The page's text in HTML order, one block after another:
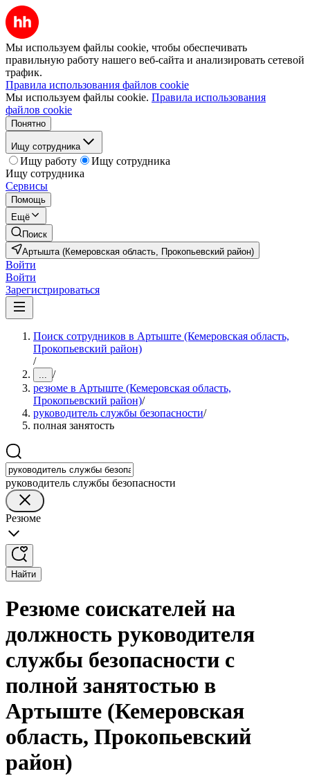
Мы используем файлы cookie, чтобы обеспечивать
правильную работу нашего веб-сайта и анализировать сетевой
трафик.
Правила использования файлов cookie
Мы используем файлы cookie. Правила использования
файлов cookie
Понятно
Ищу сотрудника
Ищу работу
Ищу сотрудника
Ищу сотрудника
Сервисы
Помощь
Ещё
Поиск
Артышта (Кемеровская область, Прокопьевский район)
Войти
Войти
Зарегистрироваться
Поиск сотрудников в Артыште (Кемеровская область,
Прокопьевский район)
/
... /
резюме в Артыште (Кемеровская область,
Прокопьевский район)/
руководитель службы безопасности/
полная занятость
руководитель службы безопасности
Резюме
Найти
Резюме соискателей на
должность руководителя
службы безопасности с
полной занятостью в
Артыште (Кемеровская
область, Прокопьевский
район)